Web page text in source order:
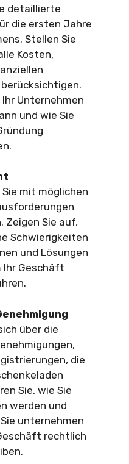
detaillierte
die ersten Jahre
Stellen Sie
Kosten,
Ihr Unternehmen
und wie Sie
Sie mit möglichen
Zeigen Sie auf,
Schwierigkeiten
und Lösungen
Ihr Geschäft
über die
die
Sie, wie Sie
werden und
unternehmen
rechtlich